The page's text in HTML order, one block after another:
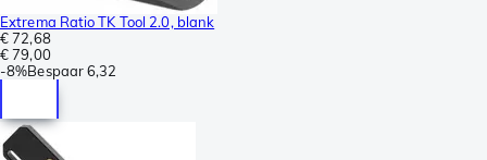
Extrema Ratio TK Tool 2.0, blank
€ 72,68
€ 79,00
-8%Bespaar6,32